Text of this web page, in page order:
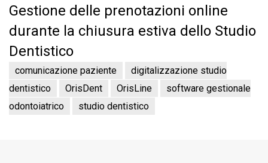
Gestione delle prenotazioni online
durante la chiusura estiva dello Studio
Dentistico
comunicazione paziente
digitalizzazione studio
dentistico
OrisDent OrisLine
software gestionale
odontoiatrico
studio dentistico